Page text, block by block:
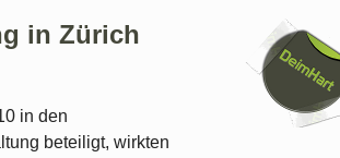
in Zürich
in den
beteiligt, wirkten
Seitenleiste